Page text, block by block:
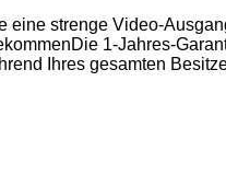
eine strenge Video-
1-Jahres-
Ihres gesamten